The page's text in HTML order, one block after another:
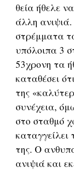
θεία ήθελε
άλλη
στρέμματα
υπόλοιπα 3
53χρονη τα
καταθέσει
της
συνέχεια,
στο σταθμό
καταγγείλει
της. Ο
ανιψιά και